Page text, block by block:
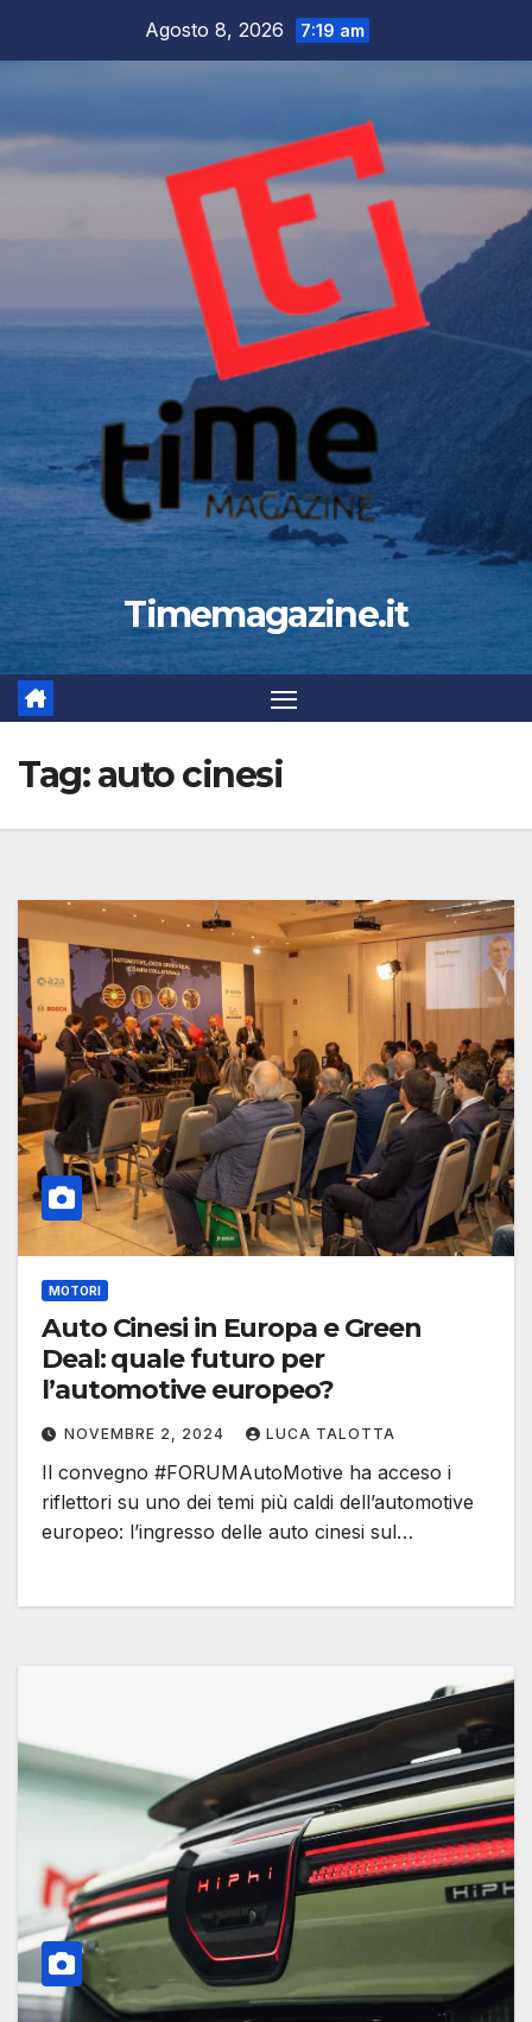
Agosto 8, 2026 7:19 am
Timemagazine.it
Tag:auto cinesi
MOTORI
Auto Cinesi in Europa e Green
Deal: quale futuro per
l’automotive europeo?
NOVEMBRE 2, 2024 LUCA TALOTTA
Il convegno #FORUMAutoMotive ha acceso i
riflettori su uno dei temi più caldi dell’automotive
europeo: l’ingresso delle auto cinesi sul…